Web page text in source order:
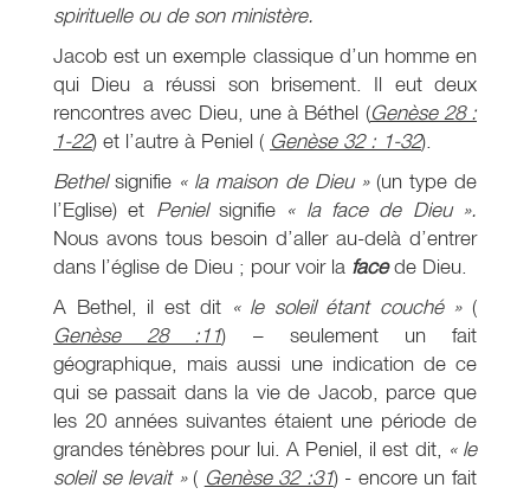
spirituelle ou de son ministère.
Jacob est un exemple classique d’un homme en
qui Dieu a réussi son brisement. Il eut deux
rencontres avec Dieu, une à Béthel (Genèse 28 :
1-22) et l’autre à Peniel ( Genèse 32 : 1-32).
Bethelsignifie « la maison de Dieu »(un type de
l’Eglise) et Penielsignifie « la face de Dieu ».
Nous avons tous besoin d’aller au-delà d’entrer
dans l’église de Dieu ; pour voir la facede Dieu.
A Bethel, il est dit « le soleil étant couché »(
Genèse 28 :11) – seulement un fait
géographique, mais aussi une indication de ce
qui se passait dans la vie de Jacob, parce que
les 20 années suivantes étaient une période de
grandes ténèbres pour lui. A Peniel, il est dit, « le
soleil se levait »( Genèse 32 :31) - encore un fait